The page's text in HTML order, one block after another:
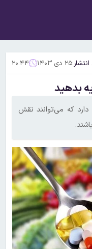
۲۵ دی ۱۴۰۳ ۲۰:۴۴
که می‌توانند نقش